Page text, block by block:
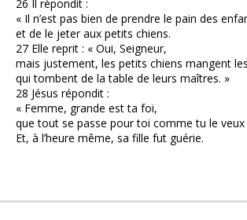
26 Il répondit :
« Il n’est pas bien de prendre le pain des
et de le jeter aux petits chiens.
27 Elle reprit : « Oui, Seigneur,
mais justement, les petits chiens mangent
qui tombent de la table de leurs maîtres. »
28 Jésus répondit :
« Femme, grande est ta foi,
que tout se passe pour toi comme tu le veux
Et, à l’heure même, sa fille fut guérie.